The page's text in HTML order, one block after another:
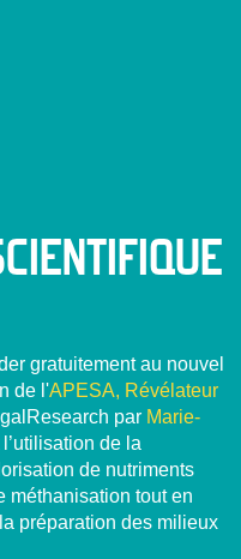
gratuitement au nouvel
de l'APESA, Révélateur
par Marie-
de la
de nutriments
méthanisation tout en
préparation des milieux